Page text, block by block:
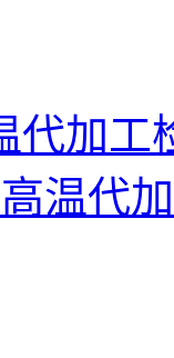
代加工
温代